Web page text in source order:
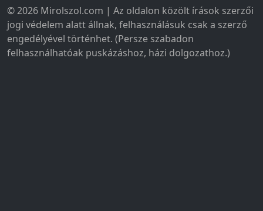
© 2026 Mirolszol.com | Az oldalon közölt írások szerzői
jogi védelem alatt állnak, felhasználásuk csak a szerző
engedélyével történhet. (Persze szabadon
felhasználhatóak puskázáshoz, házi dolgozathoz.)